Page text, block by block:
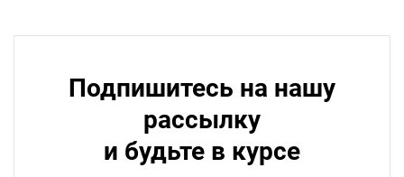
Подпишитесь на нашу
рассылку
и будьте в курсе